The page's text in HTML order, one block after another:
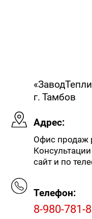
г. Тамбов
Адрес:
Офис продаж
сайт и по
Телефон:
8-980-781-